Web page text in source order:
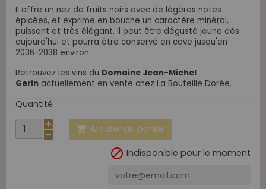
Il offre un nez de fruits noirs avec de légères notes
épicées, et exprime en bouche un caractère minéral,
puissant et très élégant. Il peut être dégusté jeune dès
aujourd'hui et pourra être conservé en cave jusqu'en
2036-2038 environ.
Retrouvez les vins du Domaine Jean-Michel
Gerin actuellement en vente chez La Bouteille Dorée.
Quantité
 Ajouter au panier
 Indisponible pour le moment